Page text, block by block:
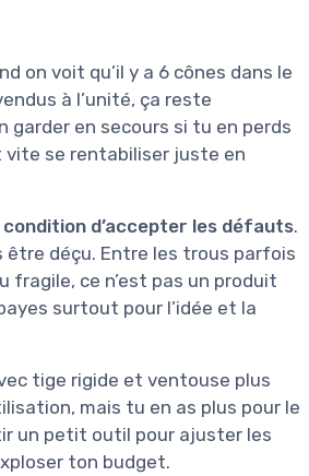
on voit qu’il y a 6 cônes dans le
à l’unité, ça reste
garder en secours si tu en perds
vite se rentabiliser juste en
condition d’accepter les défauts.
être déçu. Entre les trous parfois
ce n’est pas un produit
surtout pour l’idée et la
tige rigide et ventouse plus
mais tu en as plus pour le
un petit outil pour ajuster les
ton budget.